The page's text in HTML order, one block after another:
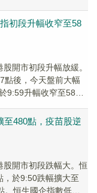
初段升幅收窄至58
開市初段升幅放緩。
點後，今天盤前大幅
9:59升幅收窄至58點
至480點，疫苗股逆
股開市初段跌幅大。恒
，於9:50跌幅擴大至
恒生國企指數低開